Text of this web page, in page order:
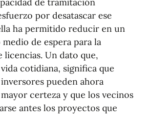
de tramitación
por desatascar ese
ha permitido reducir en un
de espera para la
Un dato que,
cotidiana, significa que
pueden ahora
certeza y que los vecinos
antes los proyectos que